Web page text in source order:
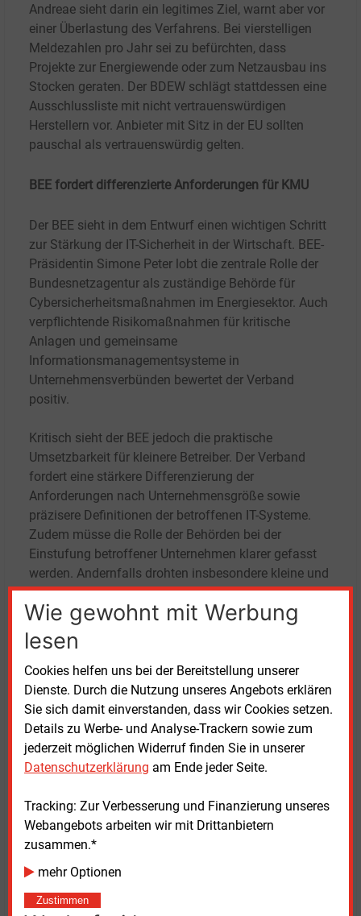
Wie gewohnt mit Werbung
lesen
Cookies helfen uns bei der Bereitstellung unserer
Dienste. Durch die Nutzung unseres Angebots erklären
Sie sich damit einverstanden, dass wir Cookies setzen.
Details zu Werbe- und Analyse-Trackern sowie zum
jederzeit möglichen Widerruf finden Sie in unserer
Datenschutzerklärung am Ende jeder Seite.
Tracking: Zur Verbesserung und Finanzierung unseres
Webangebots arbeiten wir mit Drittanbietern
zusammen.*
mehr Optionen
Zustimmen
Andreae sieht darin ein legitimes Ziel, warnt aber vor
einer Überlastung des Verfahrens. Bei vierstelligen
Meldezahlen pro Jahr sei zu befürchten, dass
Projekte zur Energiewende oder zum Netzausbau ins
Stocken geraten. Der BDEW schlägt stattdessen eine
Ausschlussliste mit nicht vertrauenswürdigen
Herstellern vor. Anbieter mit Sitz in der EU sollten
pauschal als vertrauenswürdig gelten.
BEE fordert differenzierte Anforderungen für KMU
Der BEE sieht in dem Entwurf einen wichtigen Schritt
zur Stärkung der IT-Sicherheit in der Wirtschaft. BEE-
Präsidentin Simone Peter lobt die zentrale Rolle der
Bundesnetzagentur als zuständige Behörde für
Cybersicherheitsmaßnahmen im Energiesektor. Auch
verpflichtende Risikomaßnahmen für kritische
Anlagen und gemeinsame
Informationsmanagementsysteme in
Unternehmensverbünden bewertet der Verband
positiv.
Kritisch sieht der BEE jedoch die praktische
Umsetzbarkeit für kleinere Betreiber. Der Verband
fordert eine stärkere Differenzierung der
Anforderungen nach Unternehmensgröße sowie
präzisere Definitionen der betroffenen IT-Systeme.
Zudem müsse die Rolle der Behörden bei der
Einstufung betroffener Unternehmen klarer gefasst
werden. Andernfalls drohten insbesondere kleine und
mittelständische Unternehmen, überfordert zu
werden.
BREKO sieht Risiken für Glasfasernetze
Der BREKO unterstreicht, dass
Telekommunikationsunternehmen bereits
umfangreich in Netz- und IT-Sicherheit investierten.
Geschäftsführer Stephan Albers
kritisiert am Gesetzentwurf die Ausweitung der
Komponenten auch auf Glasfasernetze. Dies könne
zu rechtlicher Unsicherheit und vermeidbaren
bürokratischen Belastungen führen. Der BREKO
fordert eine Überarbeitung dieser Regelung, um
Investitionen in den Netzausbau nicht zu gefährden.